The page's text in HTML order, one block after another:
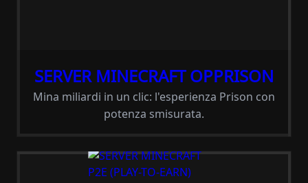
SERVER MINECRAFT OPPRISON
Mina miliardi in un clic: l'esperienza Prison con
potenza smisurata.